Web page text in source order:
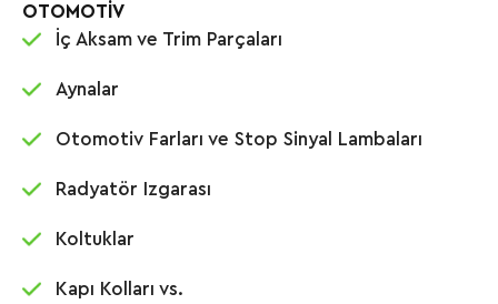
OTOMOTİV
İç Aksam ve Trim Parçaları
Aynalar
Otomotiv Farları ve Stop Sinyal Lambaları
Radyatör Izgarası
Koltuklar
Kapı Kolları vs.